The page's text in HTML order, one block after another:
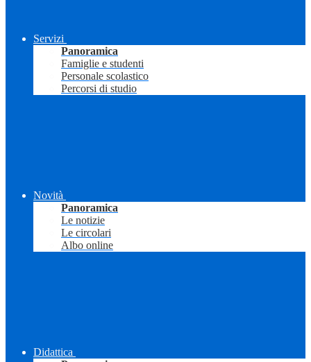
Servizi
Panoramica
Famiglie e studenti
Personale scolastico
Percorsi di studio
Novità
Panoramica
Le notizie
Le circolari
Albo online
Didattica